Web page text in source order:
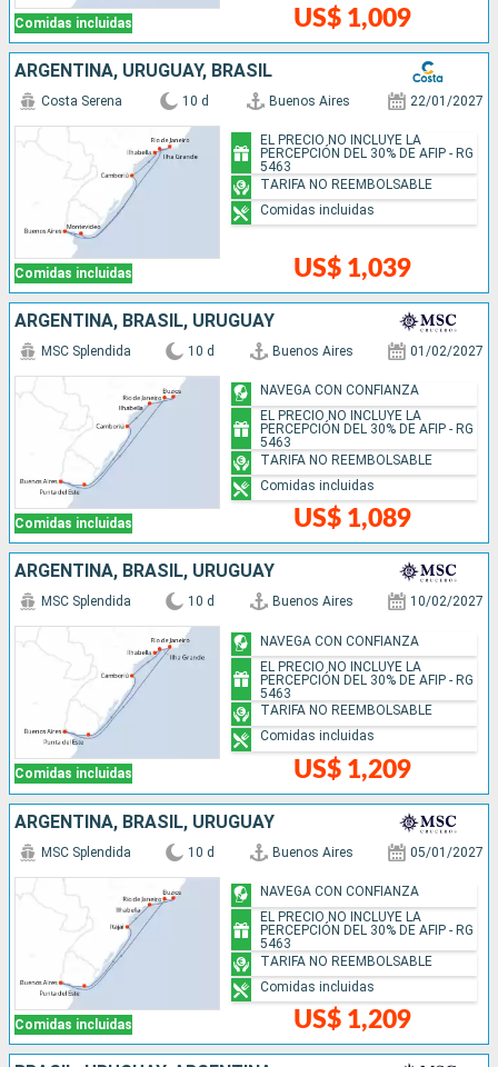
Comidas incluidas US$ 1,009
ARGENTINA, URUGUAY, BRASIL
Comidas incluidas
Costa Serena 10 d Buenos Aires 22/01/2027
US$ 1,039
EL PRECIO NO INCLUYE LA
PERCEPCIÓN DEL 30% DE AFIP - RG
5463
TARIFA NO REEMBOLSABLE
Comidas incluidas
ARGENTINA, BRASIL, URUGUAY
Comidas incluidas
MSC Splendida 10 d Buenos Aires 01/02/2027
US$ 1,089
NAVEGA CON CONFIANZA
EL PRECIO NO INCLUYE LA
PERCEPCIÓN DEL 30% DE AFIP - RG
5463
TARIFA NO REEMBOLSABLE
Comidas incluidas
ARGENTINA, BRASIL, URUGUAY
Comidas incluidas
MSC Splendida 10 d Buenos Aires 10/02/2027
US$ 1,209
NAVEGA CON CONFIANZA
EL PRECIO NO INCLUYE LA
PERCEPCIÓN DEL 30% DE AFIP - RG
5463
TARIFA NO REEMBOLSABLE
Comidas incluidas
ARGENTINA, BRASIL, URUGUAY
Comidas incluidas
MSC Splendida 10 d Buenos Aires 05/01/2027
US$ 1,209
NAVEGA CON CONFIANZA
EL PRECIO NO INCLUYE LA
PERCEPCIÓN DEL 30% DE AFIP - RG
5463
TARIFA NO REEMBOLSABLE
Comidas incluidas